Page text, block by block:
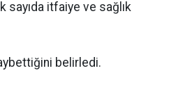
sayıda itfaiye ve sağlık
belirledi.